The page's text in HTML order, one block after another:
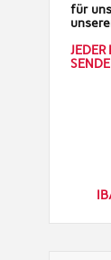
für